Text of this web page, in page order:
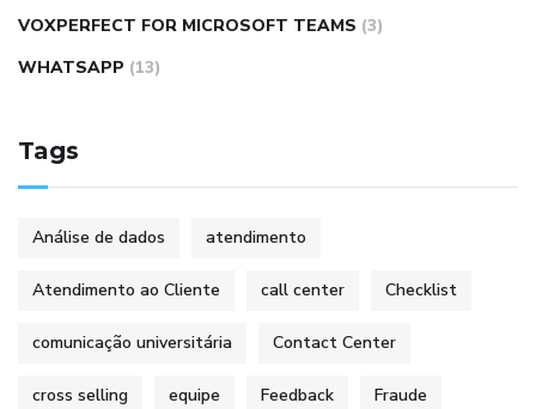
VOXPERFECT FOR MICROSOFT TEAMS (3)
WHATSAPP (13)
Tags
Análise de dados atendimento
Atendimento ao Cliente call center Checklist
comunicação universitária Contact Center
cross selling equipe Feedback Fraude